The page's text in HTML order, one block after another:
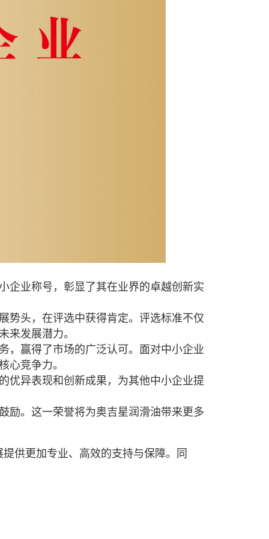
企业称号，彰显了其在业界的卓越创新实
势头，在评选中获得肯定。评选标准不仅
发展潜力。
，赢得了市场的广泛认可。面对中小企业
竞争力。
优异表现和创新成果，为其他中小企业提
励。这一荣誉将为奥吉星润滑油带来更多
供更加专业、高效的支持与保障。同